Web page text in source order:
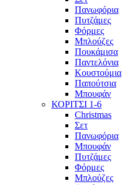
Πανωφόρια
Πυτζάμες
Φόρμες
Μπλούζες
Πουκάμισα
Παντελόνια
Κουστούμια
Παπούτσια
Μπουφάν
ΚΟΡΙΤΣΙ 1-6
Christmas
Σετ
Πανωφόρια
Μπουφάν
Πυτζάμες
Φόρμες
Μπλούζες